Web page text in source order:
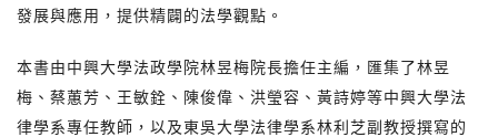
發展與應用，提供精闢的法學觀點。
本書由中興大學法政學院林昱梅院長擔任主編，匯集了林昱
梅、蔡蕙芳、王敏銓、陳俊偉、洪瑩容、黃詩婷等中興大學法
律學系專任教師，以及東吳大學法律學系林利芝副教授撰寫的